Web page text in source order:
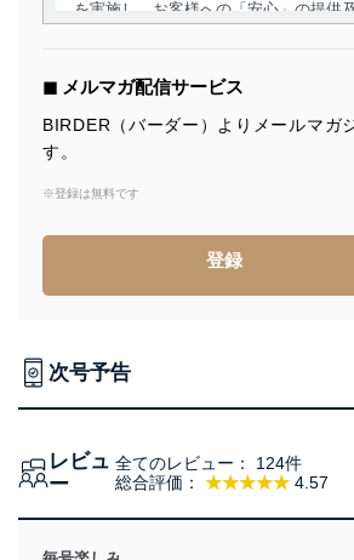
を実施し、お客様への「安心」の提供
個人情報の取得・利用・提供について
当社は、個人情報の取得・利用・提供
得・利用・提供を行います。また、当
供・開示は行いません。当社において
みを確実にするため、従業者等の教育
その他の規範を遵守します。また、当
す。
当社は、個人情報の正確性及び安全性
◼︎ メルマガ配信サービス
BIRDER（バーダー）よりメールマガ
す。
※登録は無料です
登録
次号予告
レビュ
ー
総合評価： ★★★★★ 4.57
全てのレビュー： 124件